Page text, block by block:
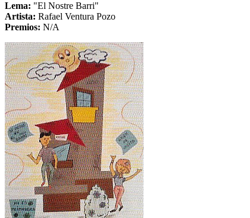
Lema: "El Nostre Barri"
Artista: Rafael Ventura Pozo
Premios: N/A